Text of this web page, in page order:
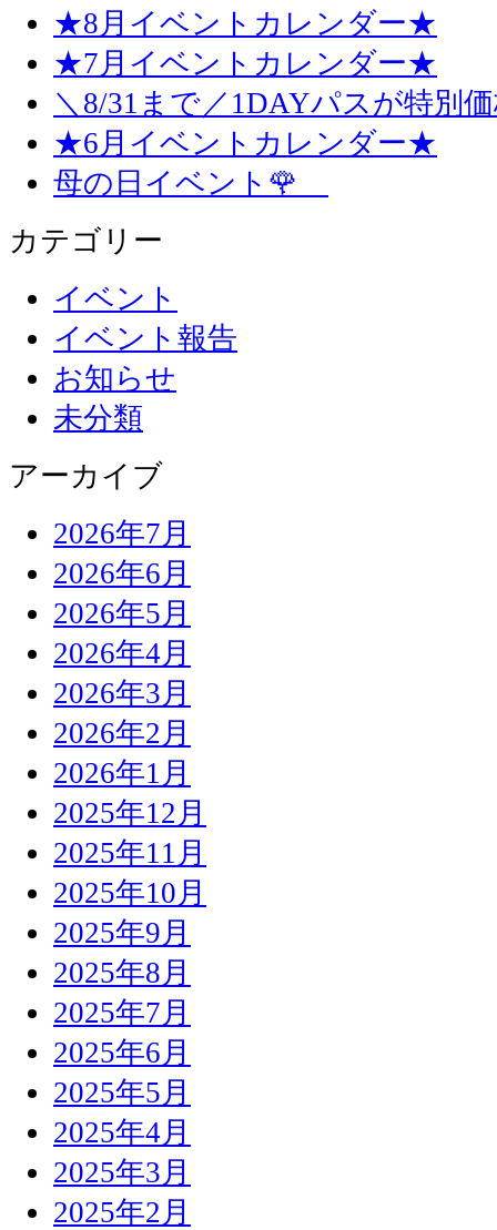
★8月イベントカレンダー★
★7月イベントカレンダー★
＼8/31まで／1DAYパスが特別
★6月イベントカレンダー★
母の日イベント🌹
カテゴリー
イベント
イベント報告
お知らせ
未分類
アーカイブ
2026年7月
2026年6月
2026年5月
2026年4月
2026年3月
2026年2月
2026年1月
2025年12月
2025年11月
2025年10月
2025年9月
2025年8月
2025年7月
2025年6月
2025年5月
2025年4月
2025年3月
2025年2月